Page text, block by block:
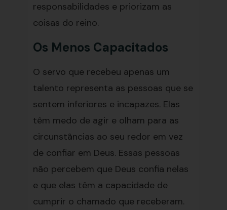
responsabilidades e priorizam as
coisas do reino.
Os Menos Capacitados
O servo que recebeu apenas um
talento representa as pessoas que se
sentem inferiores e incapazes. Elas
têm medo de agir e olham para as
circunstâncias ao seu redor em vez
de confiar em Deus. Essas pessoas
não percebem que Deus confia nelas
e que elas têm a capacidade de
cumprir o chamado que receberam.